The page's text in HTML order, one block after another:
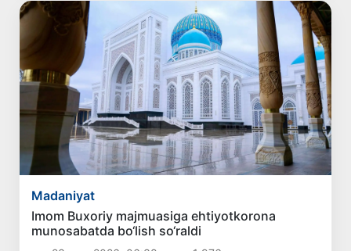
Madaniyat
Imom Buxoriy majmuasiga ehtiyotkorona
munosabatda bo‘lish so‘raldi